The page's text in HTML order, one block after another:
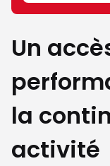
Un
la
activité